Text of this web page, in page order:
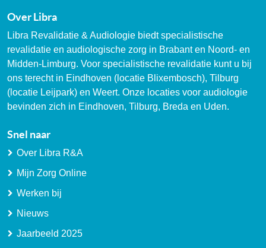
Over Libra
Libra Revalidatie & Audiologie biedt specialistische
revalidatie en audiologische zorg in Brabant en Noord- en
Midden-Limburg. Voor specialistische revalidatie kunt u bij
ons terecht in Eindhoven (locatie Blixembosch), Tilburg
(locatie Leijpark) en Weert. Onze locaties voor audiologie
bevinden zich in Eindhoven, Tilburg, Breda en Uden.
Snel naar
Over Libra R&A
Mijn Zorg Online
Werken bij
Nieuws
Jaarbeeld 2025